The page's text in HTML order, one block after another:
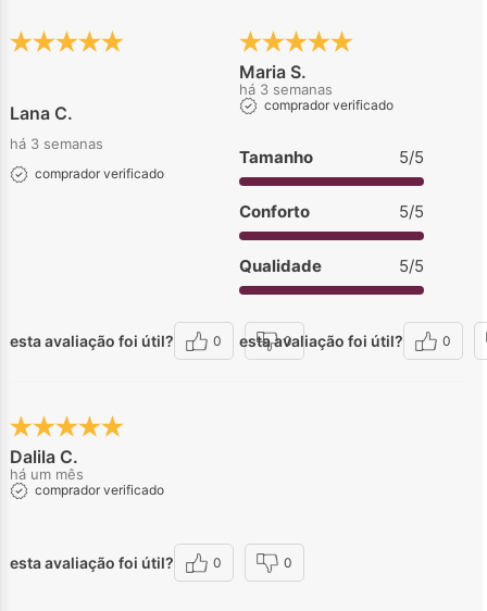
Lana C.
há 3 semanas
comprador verificado
esta avaliação foi útil? 0 0
Maria S.
há 3 semanas
comprador verificado
Tamanho 5/5
Conforto 5/5
Qualidade 5/5
esta avaliação foi útil? 0
Dalila C.
há um mês
comprador verificado
esta avaliação foi útil? 0 0